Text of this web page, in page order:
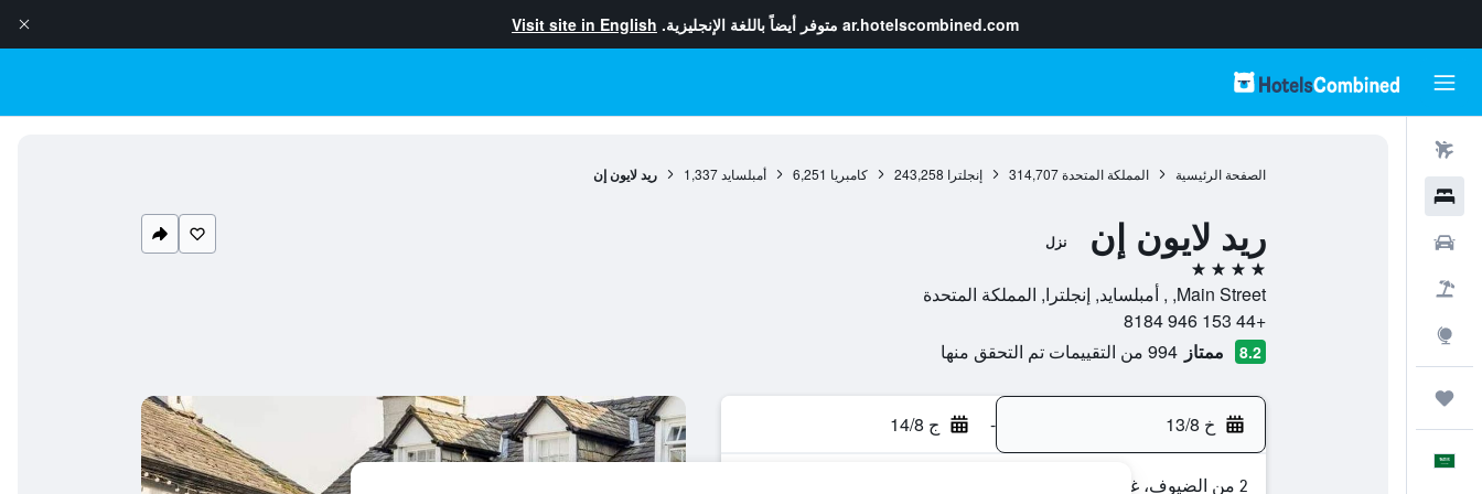
ar.hotelscombined.com متوفر أيضاً باللغة الإنجليزية. Visit site in English
الصفحة الرئيسية المملكة المتحدة 314,707 إنجلترا 243,258 كامبريا 6,251 أمبلسايد 1,337 ريد لايون إن
ريد لايون إن نزل
4 نجوم
Main Street, , أمبلسايد, إنجلترا, المملكة المتحدة
+44 153 946 8184
8.2 ممتاز 994 من التقييمات تم التحقق منها
خ 13/8 - ج 14/8
2 من الضيوف، غرفة واحدة